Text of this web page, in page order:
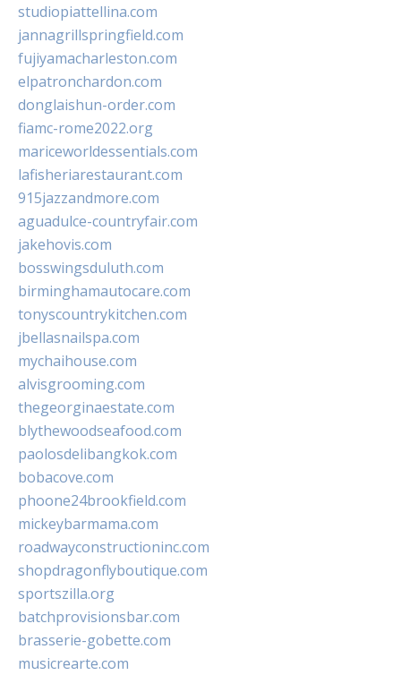
studiopiattellina.com
jannagrillspringfield.com
fujiyamacharleston.com
elpatronchardon.com
donglaishun-order.com
fiamc-rome2022.org
mariceworldessentials.com
lafisheriarestaurant.com
915jazzandmore.com
aguadulce-countryfair.com
jakehovis.com
bosswingsduluth.com
birminghamautocare.com
tonyscountrykitchen.com
jbellasnailspa.com
mychaihouse.com
alvisgrooming.com
thegeorginaestate.com
blythewoodseafood.com
paolosdelibangkok.com
bobacove.com
phoone24brookfield.com
mickeybarmama.com
roadwayconstructioninc.com
shopdragonflyboutique.com
sportszilla.org
batchprovisionsbar.com
brasserie-gobette.com
musicrearte.com